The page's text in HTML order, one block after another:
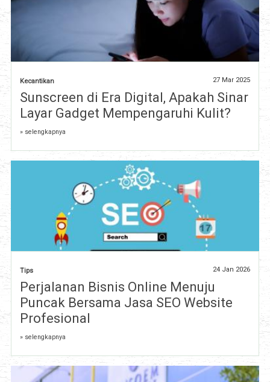
Kecantikan 27 Mar 2025
Sunscreen di Era Digital, Apakah Sinar
Layar Gadget Mempengaruhi Kulit?
» selengkapnya
Tips 24 Jan 2026
Perjalanan Bisnis Online Menuju
Puncak Bersama Jasa SEO Website
Profesional
» selengkapnya